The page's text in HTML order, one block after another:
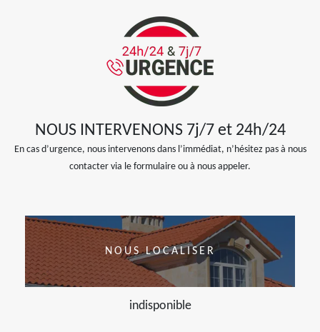
NOUS INTERVENONS 7j/7 et 24h/24
En cas d’urgence, nous intervenons dans l’immédiat, n’hésitez pas à nous
contacter via le formulaire ou à nous appeler.
NOUS LOCALISER
indisponible